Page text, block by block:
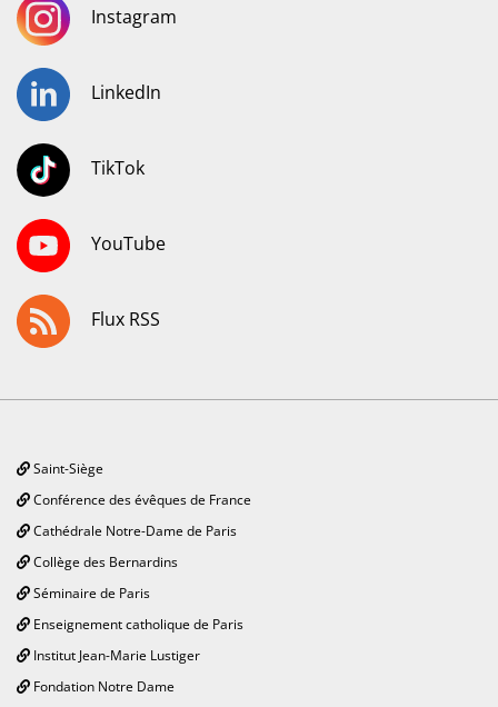
Instagram
LinkedIn
TikTok
YouTube
Flux RSS
Saint-Siège
Conférence des évêques de France
Cathédrale Notre-Dame de Paris
Collège des Bernardins
Séminaire de Paris
Enseignement catholique de Paris
Institut Jean-Marie Lustiger
Fondation Notre Dame